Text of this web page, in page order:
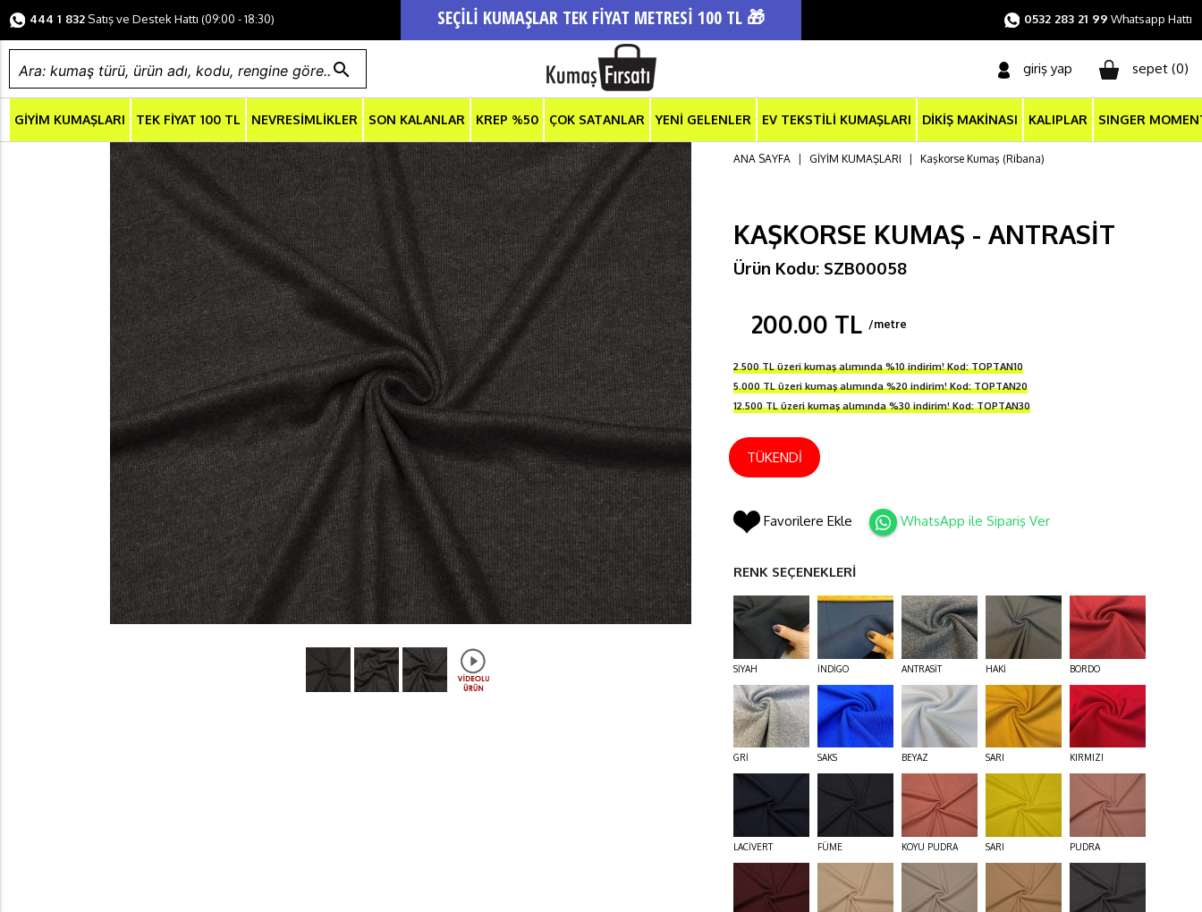
444 1 832Satış ve Destek Hattı (09:00 - 18:30) SEÇİLİ KUMAŞLAR TEK FİYAT METRESİ 100 TL 🎁 0532 283 21 99 Whatsapp Hattı
search giriş yap sepet (0)
GİYİM KUMAŞLARI TEK FİYAT 100 TL NEVRESİMLİKLER SON KALANLAR KREP %50 ÇOK SATANLAR YENİ GELENLER EV TEKSTİLİ KUMAŞLARI DİKİŞ MAKİNASI KALIPLAR SINGER
ANA SAYFA GİYİM KUMAŞLARI Kaşkorse Kumaş (Ribana)
KAŞKORSE KUMAŞ - ANTRASİT
Ürün Kodu: SZB00058
200.00 TL /metre
2.500 TL üzeri kumaş alımında %10 indirim! Kod: TOPTAN10
5.000 TL üzeri kumaş alımında %20 indirim! Kod: TOPTAN20
12.500 TL üzeri kumaş alımında %30 indirim! Kod: TOPTAN30
TÜKENDİ
Favorilere Ekle WhatsApp ile Sipariş Ver
RENK SEÇENEKLERİ
SİYAH İNDİGO ANTRASİT HAKİ BORDO
GRİ SAKS BEYAZ SARI KIRMIZI
LACİVERT FÜME KOYU PUDRA SARI PUDRA